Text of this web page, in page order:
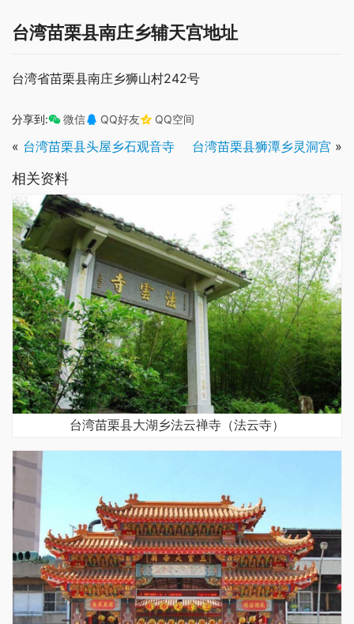
台湾苗栗县南庄乡辅天宫地址
台湾省苗栗县南庄乡狮山村242号
分享到: 微信 QQ好友 QQ空间
« 台湾苗栗县头屋乡石观音寺 台湾苗栗县狮潭乡灵洞宫 »
相关资料
台湾苗栗县大湖乡法云禅寺（法云寺）